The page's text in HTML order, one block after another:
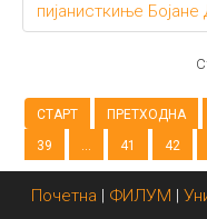
пијанисткиње
СТАРТ ПРЕТХОДНА
39
... 41 42
Почетна | ФИЛУМ |